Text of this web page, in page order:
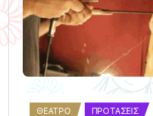
ΘΈΑΤΡΟ ΠΡΟΤΆΣΕΙΣ